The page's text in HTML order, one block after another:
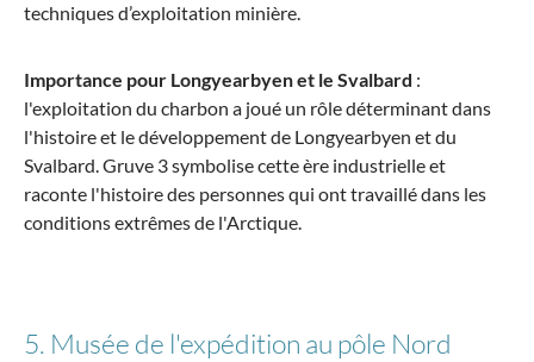
techniques d’exploitation minière.
Importance pour Longyearbyen et le Svalbard :
l'exploitation du charbon a joué un rôle déterminant dans
l'histoire et le développement de Longyearbyen et du
Svalbard. Gruve 3 symbolise cette ère industrielle et
raconte l'histoire des personnes qui ont travaillé dans les
conditions extrêmes de l'Arctique.
5. Musée de l'expédition au pôle Nord